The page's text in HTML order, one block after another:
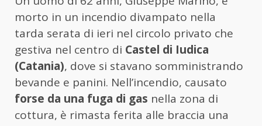
morto in un incendio divampato nella
tarda serata di ieri nel circolo privato che
gestiva nel centro di Castel di Iudica
(Catania), dove si stavano somministrando
bevande e panini. Nell’incendio, causato
forse da una fuga di gas nella zona di
cottura, è rimasta ferita alle braccia una